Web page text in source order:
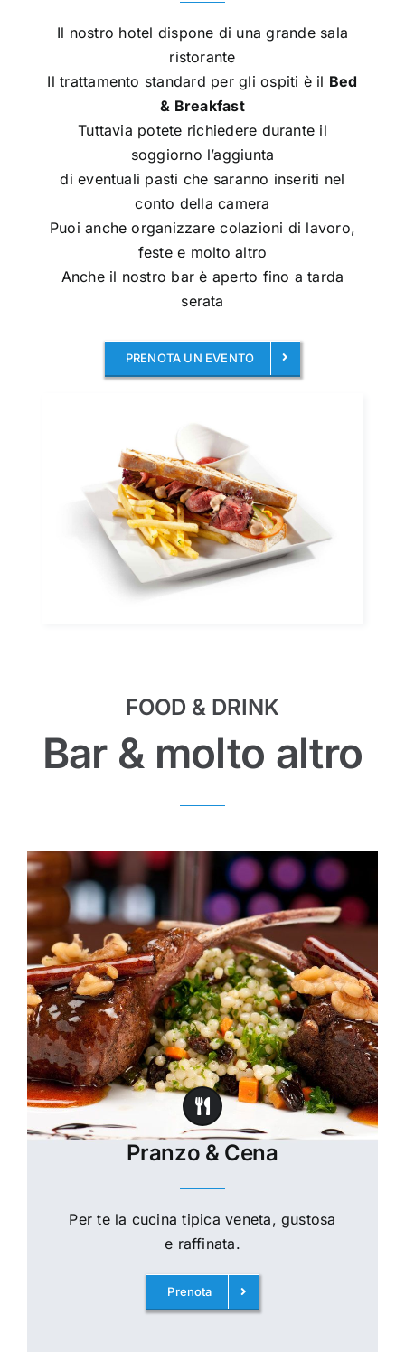
Il nostro hotel dispone di una grande sala
ristorante
Il trattamento standard per gli ospiti è il Bed
& Breakfast
Tuttavia potete richiedere durante il
soggiorno l’aggiunta
di eventuali pasti che saranno inseriti nel
conto della camera
Puoi anche organizzare colazioni di lavoro,
feste e molto altro
Anche il nostro bar è aperto fino a tarda
serata
PRENOTA UN EVENTO
FOOD & DRINK
Bar & molto altro
Pranzo & Cena
Per te la cucina tipica veneta, gustosa
e raffinata.
Prenota